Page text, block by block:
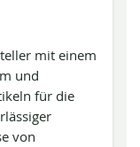
mit einem
und
für die
von